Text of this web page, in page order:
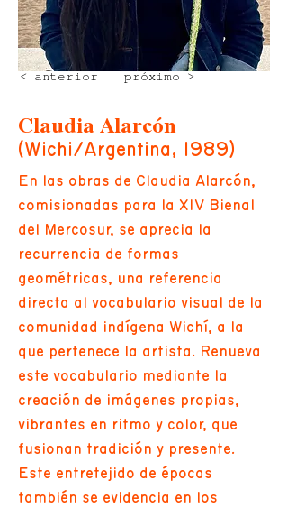
próximo >
< anterior
Claudia Alarcón
(Wichi/Argentina, 1989)
En las obras de Claudia Alarcón,
comisionadas para la XIV Bienal
del Mercosur, se aprecia la
recurrencia de formas
geométricas, una referencia
directa al vocabulario visual de la
comunidad indígena Wichí, a la
que pertenece la artista. Renueva
este vocabulario mediante la
creación de imágenes propias,
vibrantes en ritmo y color, que
fusionan tradición y presente.
Este entretejido de épocas
también se evidencia en los